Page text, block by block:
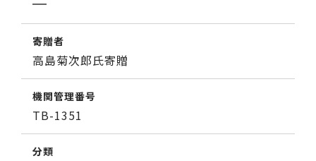
寄贈者
高島菊次郎氏寄贈
機関管理番号
TB-1351
分類